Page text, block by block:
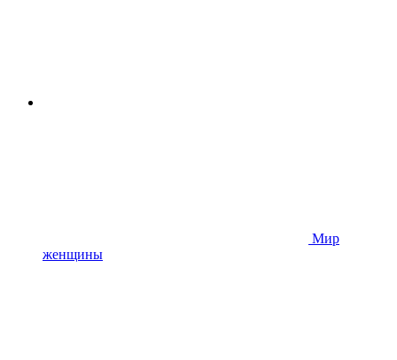
Мир
женщины